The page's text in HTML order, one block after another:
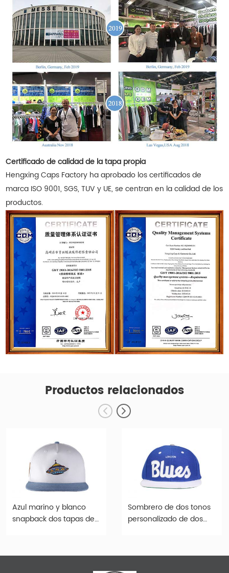
Certificado de calidad de la tapa propia
Hengxing Caps Factory ha aprobado los certificados de
marca ISO 9001, SGS, TUV y UE, se centran en la calidad de los
productos.
Productos relacionados
Azul marino y blanco
snapback dos tapas de
Sombrero de dos tonos
personalizado de dos